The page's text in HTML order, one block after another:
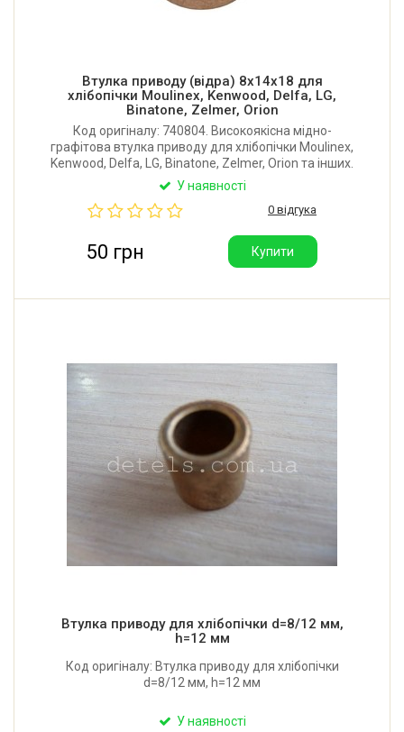
Втулка приводу (відра) 8x14x18 для
хлібопічки Moulinex, Kenwood, Delfa, LG,
Binatone, Zelmer, Orion
Код оригіналу: 740804. Високоякісна мідно-
графітова втулка приводу для хлібопічки Moulinex,
Kenwood, Delfa, LG, Binatone, Zelmer, Orion та інших.
Діаметр внутрішній: 8 мм. Діаметр зовнішній: 14 мм.
У наявності
0 відгука
50 грн Купити
Втулка приводу для хлібопічки d=8/12 мм,
h=12 мм
Код оригіналу: Втулка приводу для хлібопічки
d=8/12 мм, h=12 мм
У наявності